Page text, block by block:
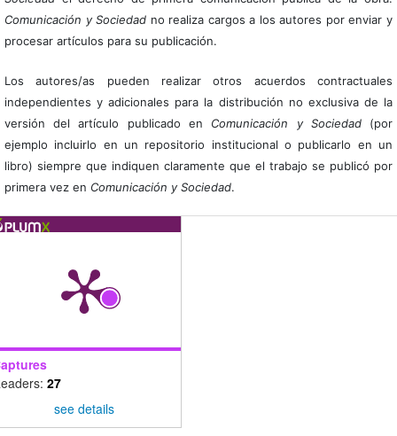
Comunicación y Sociedad no realiza cargos a los autores por enviar y
procesar artículos para su publicación.
Los autores/as pueden realizar otros acuerdos contractuales
independientes y adicionales para la distribución no exclusiva de la
versión del artículo publicado en Comunicación y Sociedad(por
ejemplo incluirlo en un repositorio institucional o publicarlo en un
libro) siempre que indiquen claramente que el trabajo se publicó por
primera vez en Comunicación y Sociedad.
27
see details